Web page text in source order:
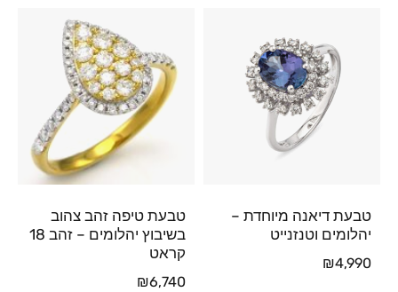
טבעת דיאנה מיוחדת –
יהלומים וטנזנייט
₪4,990
טבעת טיפה זהב צהוב
בשיבוץ יהלומים – זהב 18
קראט
₪6,740